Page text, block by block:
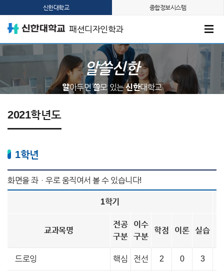
신한대학교 종합정보시스템
패션디자인학과
알쓸신한
알아두면쓸모 있는신한대학교
2021학년도
1학년
1학기
교과목명
전공
구분
이수
구분
학점 이론 실습
드로잉 핵심 전선 2 0 3